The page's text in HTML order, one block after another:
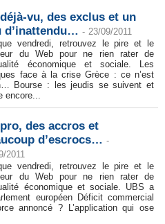
vu, des exclus et un
d’inattendu… - 23/09/2011
vendredi, retrouvez le pire et le
du Web pour ne rien rater de
économique et sociale. Les
face à la crise Grèce : ce n’est
Bourse : les jeudis se suivent et
encore...
des accros et
d’escrocs… -
2011
vendredi, retrouvez le pire et le
du Web pour ne rien rater de
économique et sociale. UBS a
européen Déficit commercial
annoncé ? L’application qui ose